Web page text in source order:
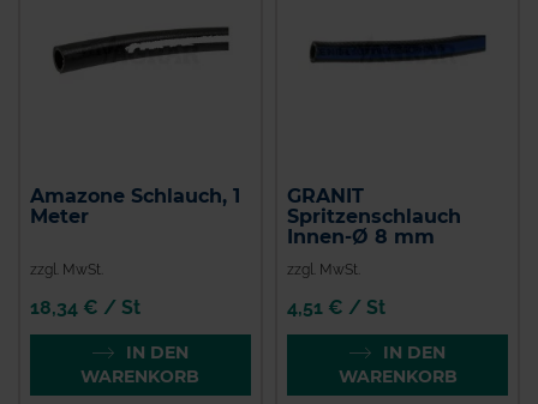
Amazone Schlauch, 1
Meter
zzgl. MwSt.
18,34 € / St
IN DEN
WARENKORB
GRANIT
Spritzenschlauch
Innen-Ø 8 mm
zzgl. MwSt.
4,51 € / St
IN DEN
WARENKORB